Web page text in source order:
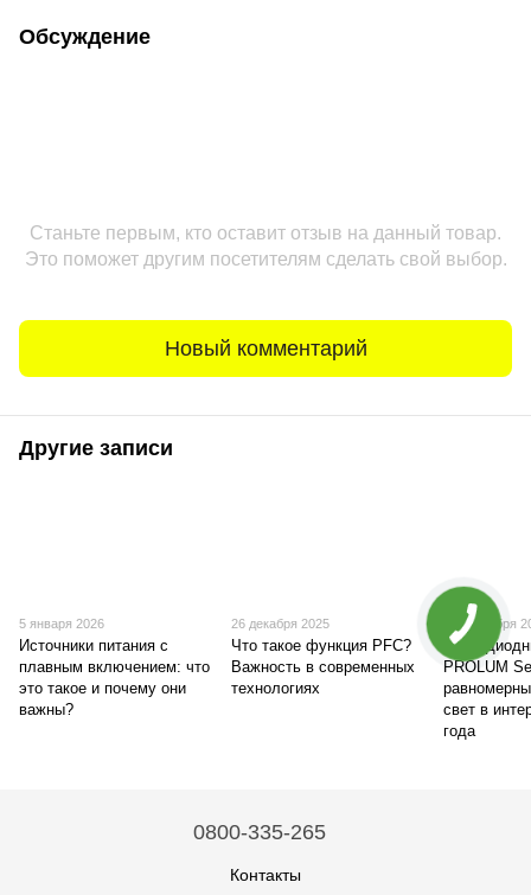
Обсуждение
Станьте первым, кто оставит отзыв на данный товар.
Это поможет другим посетителям сделать свой выбор.
Новый комментарий
Другие записи
5 января 2026
Источники питания с
плавным включением: что
это такое и почему они
важны?
26 декабря 2025
Что такое функция PFC?
Важность в современных
технологиях
26 сентября
PROLUM
свет в
года
0800-335-265
Контакты